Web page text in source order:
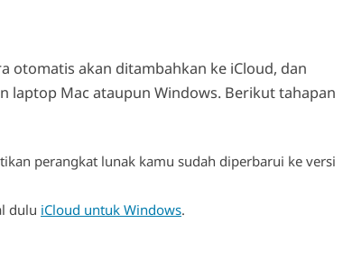
otomatis akan ditambahkan ke iCloud, dan
laptop Mac ataupun Windows. Berikut tahapan
perangkat lunak kamu sudah diperbarui ke versi
dulu iCloud untuk Windows.